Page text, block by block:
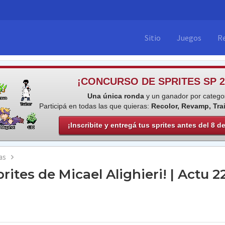
Sitio Juegos
¡CONCURSO DE SPRITES SP
Una única ronday un ganador por
Participá en todas las que quieras: Recolor, Revamp,
¡Inscribite y entregá tus sprites antes del 8
de Micael Alighieri! | Actu